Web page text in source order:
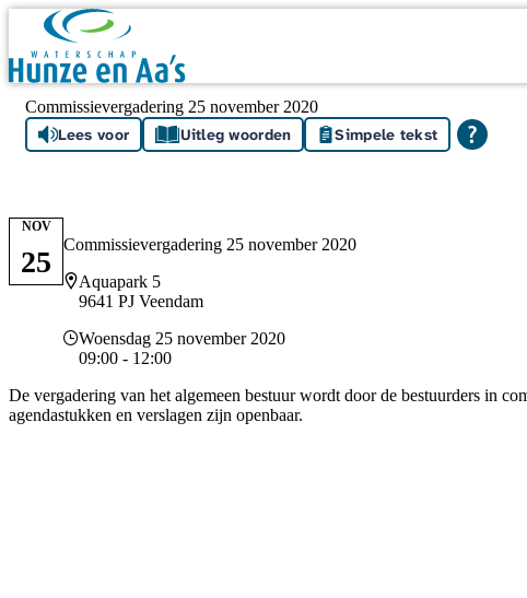
Skip navigation
Commissievergadering 25 november 2020
Lees voor Uitleg woorden Simpele tekst
Commissievergadering 25 november 2020
Locatie
Aquapark 5
9641 PJ Veendam
Datum en tijd
Woensdag 25 november 2020
09:00 - 12:00
NOV
25
De vergadering van het algemeen bestuur wordt door de bestuurders in
agendastukken en verslagen zijn openbaar.